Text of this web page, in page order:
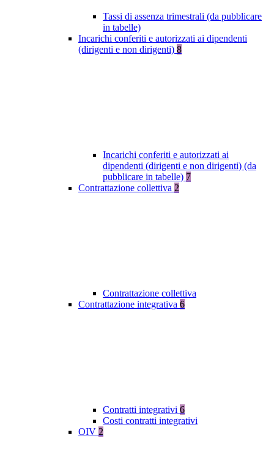
Tassi di assenza trimestrali (da pubblicare
in tabelle)
Incarichi conferiti e autorizzati ai dipendenti
(dirigenti e non dirigenti) 8
Incarichi conferiti e autorizzati ai
dipendenti (dirigenti e non dirigenti) (da
pubblicare in tabelle) 7
Contrattazione collettiva 2
Contrattazione collettiva
Contrattazione integrativa 6
Contratti integrativi 6
Costi contratti integrativi
OIV 2